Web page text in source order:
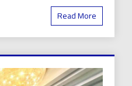
Read More